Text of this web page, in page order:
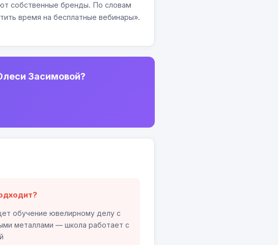
собственные бренды. По словам
время на бесплатные вебинары».
Засимовой?
обучение ювелирному делу с
металлами — школа работает с